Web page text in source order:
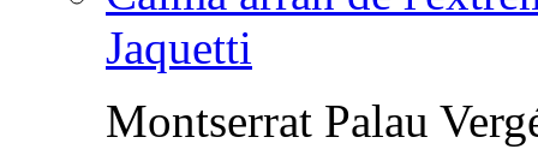
Jaquetti
Montserrat Palau